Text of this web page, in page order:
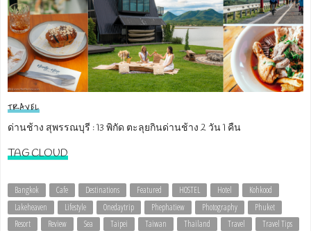
TRAVEL
ด่านช้าง สุพรรณบุรี : 13 พิกัด ตะลุยกินด่านช้าง 2 วัน 1 คืน
TAG CLOUD
Bangkok Cafe Destinations Featured HOSTEL Hotel
Kohkood
Lakeheaven
Lifestyle Onedaytrip Phephatiew Photography
Phuket
Resort
Review Sea Taipei Taiwan Thailand Travel
Travel Tips